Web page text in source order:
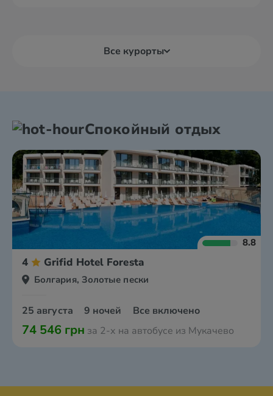
Все курорты
Спокойный отдых
8.8
4 Grifid Hotel Foresta
Болгария, Золотые пески
25 августа 9 ночей Все включено
74 546 грн за 2-х на автобусе из Мукачево